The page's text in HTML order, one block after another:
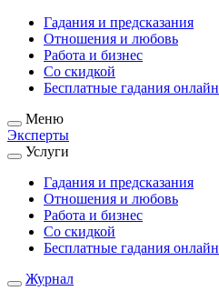
Гадания и предсказания
Отношения и любовь
Работа и бизнес
Со скидкой
Бесплатные гадания онлайн
Меню
Эксперты
Услуги
Гадания и предсказания
Отношения и любовь
Работа и бизнес
Со скидкой
Бесплатные гадания онлайн
Журнал